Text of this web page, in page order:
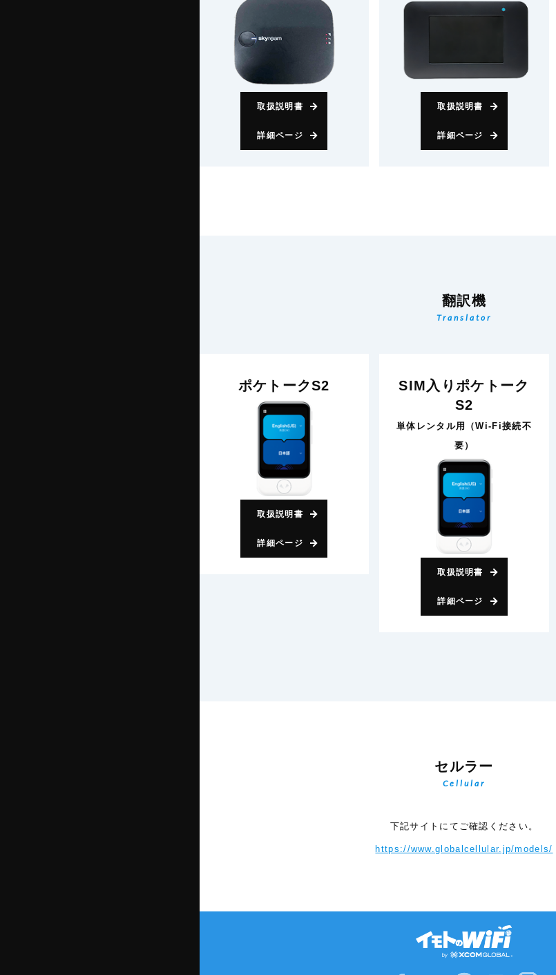
取扱説明書
詳細ページ
取扱説明書
詳細ページ
翻訳機
Translator
ポケトークS2
取扱説明書
詳細ページ
SIM入りポケトーク
S2
単体レンタル用（Wi-Fi接続不
要）
取扱説明書
詳細ページ
セルラー
Cellular
下記サイトにてご確認ください。
https://www.globalcellular.jp/models/